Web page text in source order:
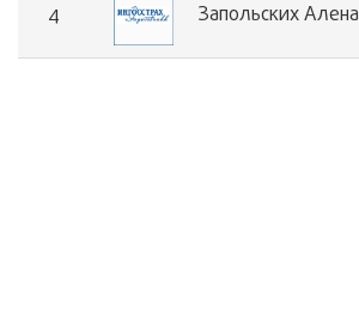
4 Запольских Алена